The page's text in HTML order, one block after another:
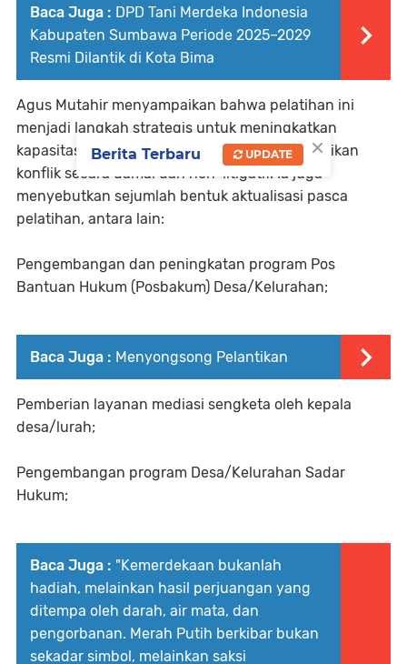
Baca Juga : DPD Tani Merdeka Indonesia
Kabupaten Sumbawa Periode 2025–2029
Resmi Dilantik di Kota Bima
Agus Mutahir menyampaikan bahwa pelatihan ini
menjadi langkah strategis untuk meningkatkan
kapasitas kepala desa/lurah dalam menyelesaikan
konflik secara damai dan non-litigatif. Ia juga
menyebutkan sejumlah bentuk aktualisasi pasca
pelatihan, antara lain:
Pengembangan dan peningkatan program Pos
Bantuan Hukum (Posbakum) Desa/Kelurahan;
Baca Juga : Menyongsong Pelantikan
Pemberian layanan mediasi sengketa oleh kepala
desa/lurah;
Pengembangan program Desa/Kelurahan Sadar
Hukum;
Baca Juga : "Kemerdekaan bukanlah
hadiah, melainkan hasil perjuangan yang
ditempa oleh darah, air mata, dan
pengorbanan. Merah Putih berkibar bukan
sekadar simbol, melainkan saksi
×
Berita Terbaru UPDATE